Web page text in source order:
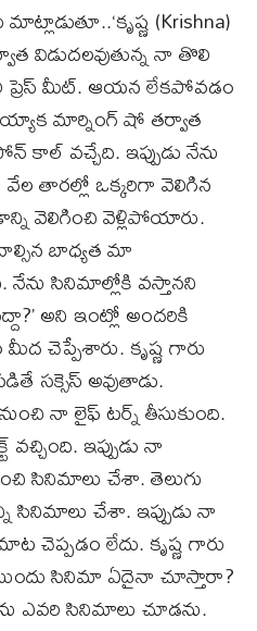
(Krishna)
విడుదలవుతున్న నా తొలి
ప్రెస్ మీట్. ఆయన లేకపోవడం
మార్నింగ్ షో తర్వాత
కాల్ వచ్చేది. ఇప్పుడు నేను
తారల్లో ఒక్కరిగా వెలిగిన
వెలిగించి వెళ్లిపోయారు.
బాధ్యత మా
సినిమాల్లోకి వస్తానని
అని ఇంట్లో అందరికి
చెప్పేశారు. కృష్ణ గారు
సక్సెస్ అవుతాడు.
నా లైఫ్ టర్న్ తీసుకుంది.
వచ్చింది. ఇప్పుడు నా
సినిమాలు చేశా. తెలుగు
చేశా. ఇప్పుడు నా
చెప్పడం లేదు. కృష్ణ గారు
సినిమా ఏదైనా చూస్తారా?
ఎవరి సినిమాలు చూడను.